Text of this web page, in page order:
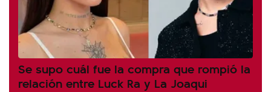
Se supo cuál fue la compra que rompió la
relación entre Luck Ra y La Joaqui